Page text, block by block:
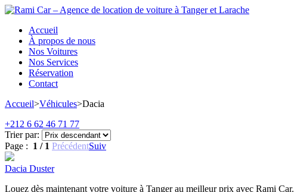
Accueil
À propos de nous
Nos Voitures
Nos Services
Réservation
Contact
Accueil>Véhicules>Dacia
+212 6 62 46 71 77
Trier par:
Page : 1 / 1 PrécédentSuiv
Dacia Duster
Louez dès maintenant votre voiture à Tanger au meilleur prix avec Rami Car.